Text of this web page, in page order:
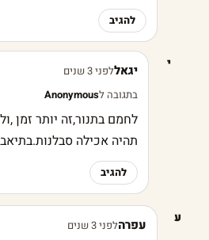
להגיב
י יגאללפני 3 שנים
בתגובה לAnonymous
לחמם בתנור,זה יותר זמן
תהיה אכילה
להגיב
ע עפרהלפני 3 שנים